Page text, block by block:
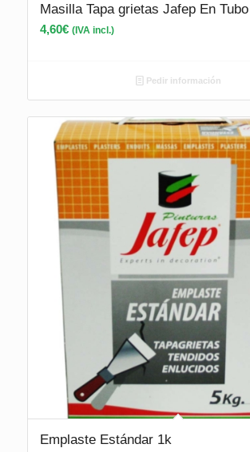
Masilla Tapa grietas Jafep En
4,60€ (IVA incl.)
Pedir información
Emplaste Estándar 1k